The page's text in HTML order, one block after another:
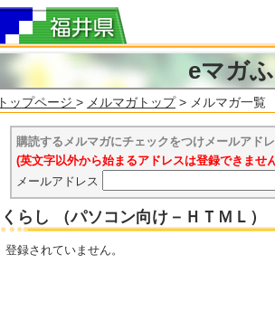
eマガ
トップページ > メルマガトップ> メルマガ一覧
購読するメルマガにチェックをつけメールアド
(英文字以外から始まるアドレスは登録できませ
メールアドレス
くらし （パソコン向け－ＨＴＭＬ）
登録されていません。